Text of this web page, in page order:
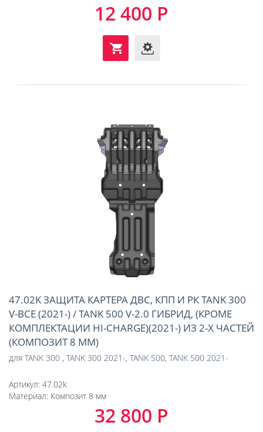
12 400 Р
47.02K ЗАЩИТА КАРТЕРА ДВС, КПП И РК TANK 300
V-ВСЕ (2021-) / TANK 500 V-2.0 ГИБРИД, (КРОМЕ
КОМПЛЕКТАЦИИ HI-CHARGE)(2021-) ИЗ 2-Х ЧАСТЕЙ
(КОМПОЗИТ 8 ММ)
для TANK 300 , TANK 300 2021-, TANK 500, TANK 500 2021-
Артикул: 47.02k
Материал: Композит 8 мм
32 800 Р